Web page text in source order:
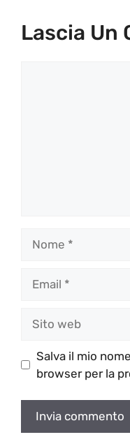
Lascia Un
web
Salva il mio
browser per la